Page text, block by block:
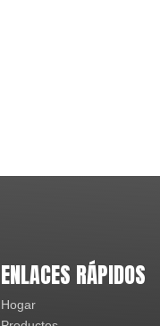
ENLACES RÁPIDOS
Hogar